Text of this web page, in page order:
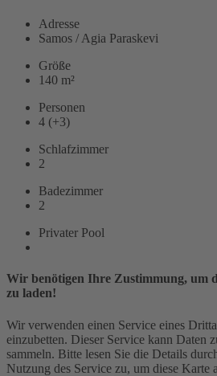
Adresse
Samos / Agia Paraskevi
Größe
140 m²
Personen
4 (+3)
Schlafzimmer
2
Badezimmer
2
Privater Pool
Wir benötigen Ihre Zustimmung, um
zu laden!
Wir verwenden einen Service eines
einzubetten. Dieser Service kann Daten
sammeln. Bitte lesen Sie die Details
Nutzung des Service zu, um diese Karte